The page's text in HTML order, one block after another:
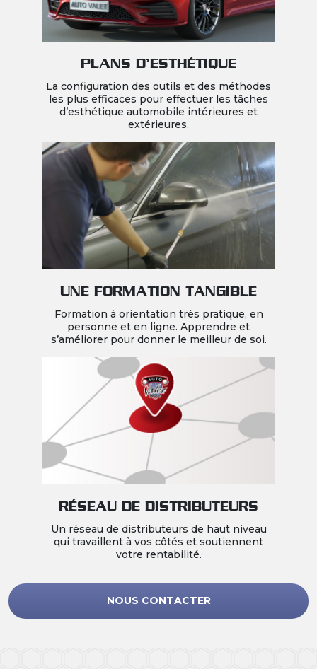
PLANS D’ESTHÉTIQUE
La configuration des outils et des méthodes
les plus efficaces pour effectuer les tâches
d’esthétique automobile intérieures et
extérieures.
UNE FORMATION TANGIBLE
Formation à orientation très pratique, en
personne et en ligne. Apprendre et
s’améliorer pour donner le meilleur de soi.
RÉSEAU DE DISTRIBUTEURS
Un réseau de distributeurs de haut niveau
qui travaillent à vos côtés et soutiennent
votre rentabilité.
NOUS CONTACTER